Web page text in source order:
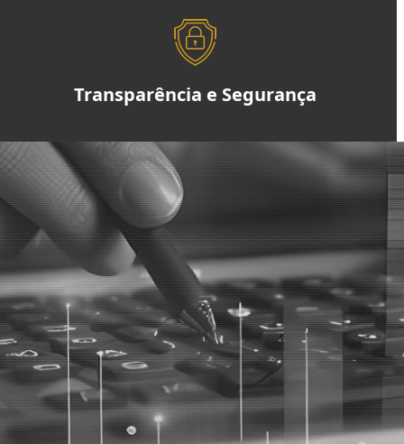
Transparência e Segurança